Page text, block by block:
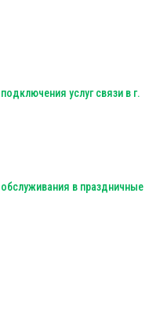
услуг связи в г.
в праздничные